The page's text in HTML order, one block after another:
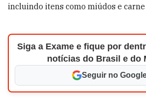
incluindo itens como miúdos e carne
Siga a Exame e fique por
notícias do Brasil e do
Seguir no